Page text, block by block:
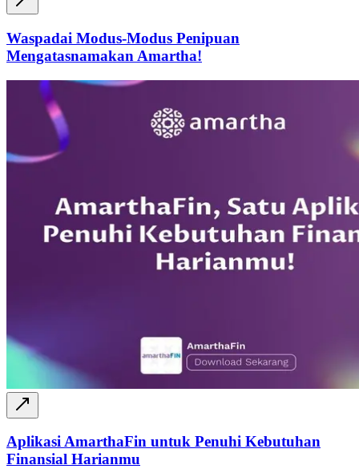
Waspadai Modus-Modus Penipuan
Mengatasnamakan Amartha!
Aplikasi AmarthaFin untuk Penuhi Kebutuhan
Finansial Harianmu